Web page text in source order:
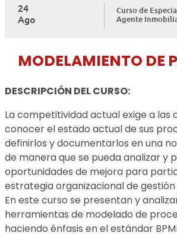
24
Ago
Curso de
Agente
MODELAMIENTO DE
DESCRIPCIÓN DEL CURSO:
La competitividad actual exige a las
conocer el estado actual de sus
definirlos y documentarlos en una
de manera que se pueda analizar y
oportunidades de mejora para
estrategia organizacional de
En este curso se presentan y
herramientas de modelado de
haciendo énfasis en el estándar